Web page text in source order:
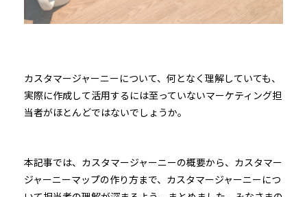
カスタマージャーニーについて、何となく理解していても、
実際に作成して活用するには至っていないマーケティング担
当者がほとんどではないでしょうか。
本記事では、カスタマージャーニーの概要から、カスタマー
ジャーニーマップの作り方まで、カスタマージャーニーにつ